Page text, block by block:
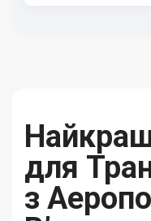
для
з